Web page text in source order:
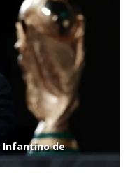
Infantino de